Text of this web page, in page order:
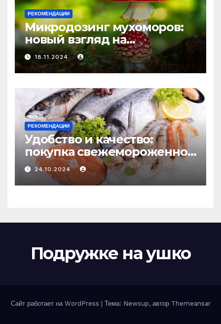
РЕКОМЕНДАЦИИ
Микродозинг мухоморов:
новый взгляд на
психоделику
18.11.2024
РЕКОМЕНДАЦИИ
Удобство и качество:
покупка свежемороженной
рыбы онлайн
24.10.2024
Подружке на ушко
Сайт работает на WordPress Тема: Newsup, автор Themeansar